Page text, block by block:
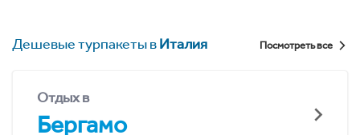
Дешевые турпакеты вИталия Посмотреть все
Отдых в
Бергамо